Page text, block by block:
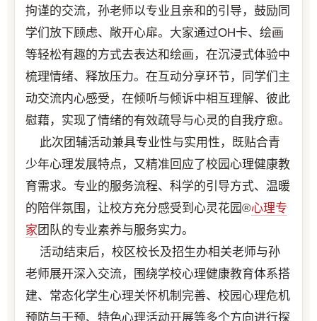
拘谨的交流，孙老师以专业且亲和的引导，鼓励同
学们放下顾虑、敞开心扉。大家通过OH卡、绘画
等轻松有趣的方式去表达和绘画，在沉浸式体验中
梳理情绪、释放压力。在互动分享环节，同学们主
动交流内心感受，在倾听与倾诉中相互理解、彼此
慰藉，实现了情绪的有效疏导与心灵的自我疗愈。
此次团辅活动兼具专业性与实用性，既贴合青
少年心理发展特点，又精准回应了校园心理健康教
育需求。专业的服务流程、科学的引导方式、温暖
的陪伴氛围，让校方充分感受到心灵花园®心理专
家 团队的专业素养与服务实力。
活动结束后，校区校长及招生办相关老师与孙
老师展开深入交流，围绕学校心理健康教育体系搭
建、常态化学生心理关怀机制完善、校园心理危机
预防与干预、特色心理活动开展等多个方向进行探